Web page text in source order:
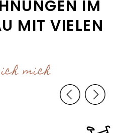
IM
MIT VIELEN
mich